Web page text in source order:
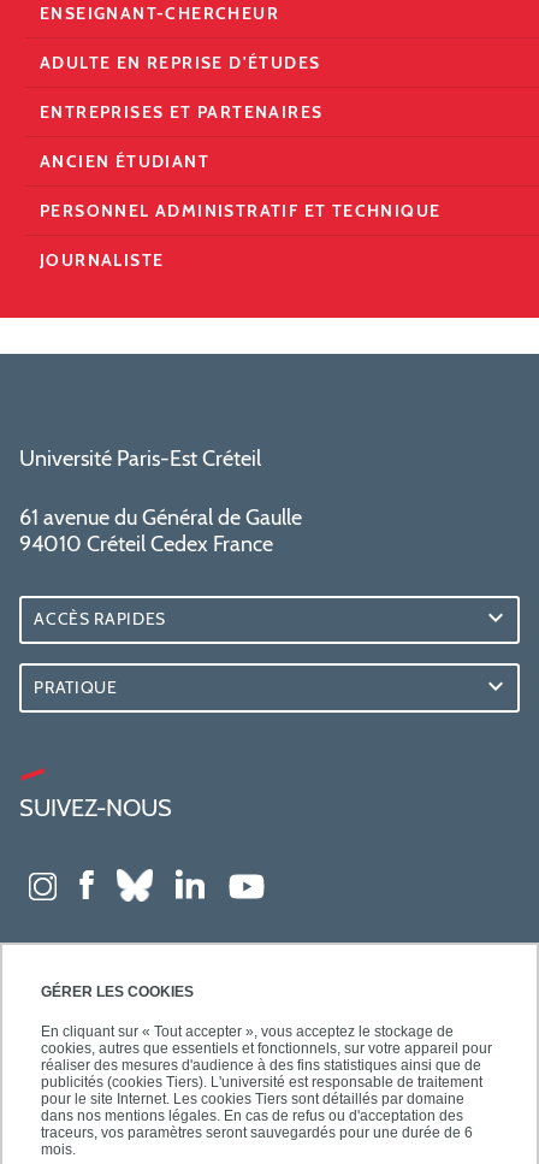
GÉRER LES COOKIES
En cliquant sur « Tout accepter », vous acceptez le stockage de
cookies, autres que essentiels et fonctionnels, sur votre appareil pour
réaliser des mesures d'audience à des fins statistiques ainsi que de
publicités (cookies Tiers). L'université est responsable de traitement
pour le site Internet. Les cookies Tiers sont détaillés par domaine
dans nos mentions légales. En cas de refus ou d'acceptation des
traceurs, vos paramètres seront sauvegardés pour une durée de 6
mois.
ENSEIGNANT-CHERCHEUR
ADULTE EN REPRISE D'ÉTUDES
ENTREPRISES ET PARTENAIRES
ANCIEN ÉTUDIANT
PERSONNEL ADMINISTRATIF ET TECHNIQUE
JOURNALISTE
Université Paris-Est Créteil
61 avenue du Général de Gaulle
94010 Créteil Cedex France
ACCÈS RAPIDES
PRATIQUE
SUIVEZ-NOUS